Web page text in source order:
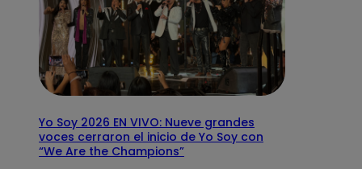
Yo Soy 2026 EN VIVO: Nueve grandes
voces cerraron el inicio de Yo Soy con
“We Are the Champions”